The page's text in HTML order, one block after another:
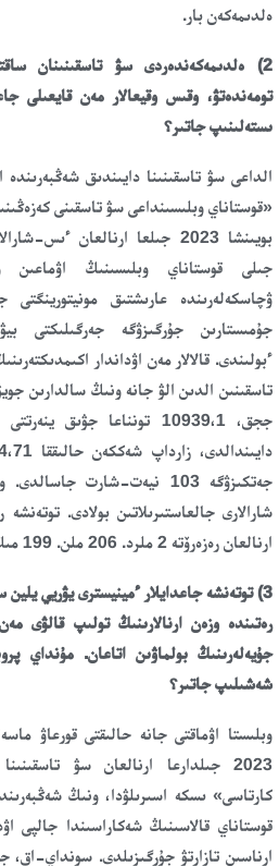
ەلدىمەكەن بار.
2) ەلدىمەكەندەردى سۋ تاسقىنىنان
تومەندەتۋ، وقىس وقيعالار مەن قايعىلى
ىستەلىنىپ جاتىر؟
«قوستاناي وبلىسىنداعى سۋ تاسقىنى
جىلى قوستاناي وبلىسىنىڭ اۋماعىن
ۋچاسكەلەرىندە عارىشتىق
ءبولىندى. قالالار مەن اۋداندار
جەتكىزۋگە 103 نيەت-شارت
شارالارى جالعاستىرىلاتىن بولادى.
ارنالعان رەزەرۆتە 2 ملرد. 206 ملن. 199 مىڭ تەڭگە سالىندى.
3) توتەنشە جاعدايلار ءمينيسترى يۋريي
رەتىندە وزەن ارنالارىنىڭ تولىپ قالۋى
جۇيەلەرىنىڭ بولماۋىن اتاعان. مۇنداي
شەشىلىپ جاتىر؟
2023 جىلدارعا ارنالعان سۋ
ارناسىن تازارتۋ جۇرگىزىلدى. سونداي-اق،